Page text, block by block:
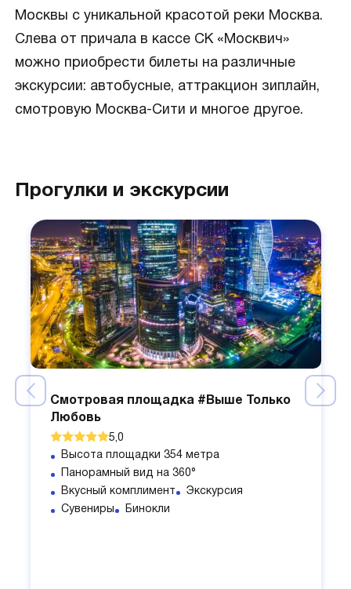
Москвы с уникальной красотой реки Москва.
Слева от причала в кассе СК «Москвич»
можно приобрести билеты на различные
экскурсии: автобусные, аттракцион зиплайн,
смотровую Москва-Сити и многое другое.
Прогулки и экскурсии
Смотровая площадка #Выше Только
Любовь
5,0
Высота площадки 354 метра
Панорамный вид на 360°
Вкусный комплимент
Экскурсия
Сувениры
Бинокли